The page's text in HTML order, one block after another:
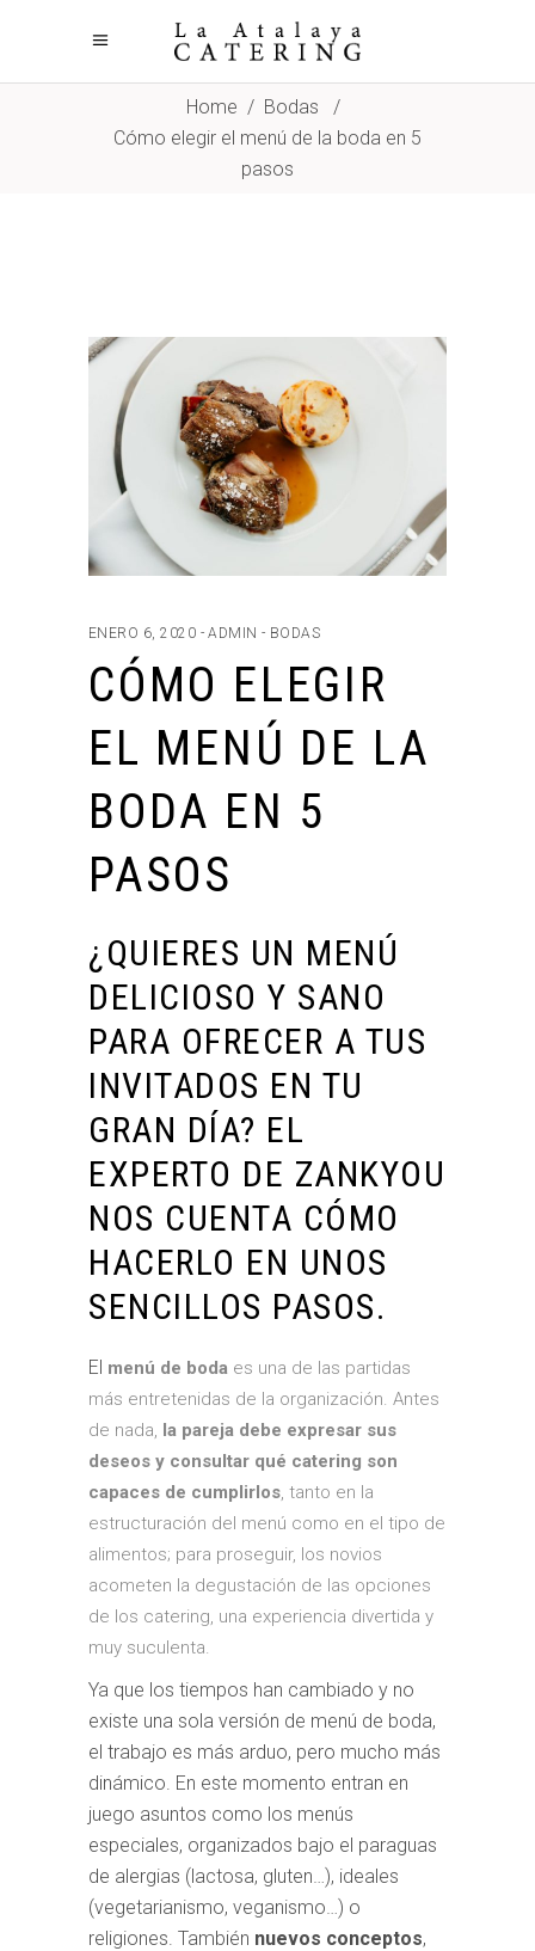
Home / Bodas
/
Cómo elegir el menú de la boda en 5
pasos
ENERO 6, 2020 ADMIN BODAS
CÓMO ELEGIR
EL MENÚ DE LA
BODA EN 5
PASOS
¿QUIERES UN MENÚ
DELICIOSO Y SANO
PARA OFRECER A TUS
INVITADOS EN TU
GRAN DÍA? EL
EXPERTO DE ZANKYOU
NOS CUENTA CÓMO
HACERLO EN UNOS
SENCILLOS PASOS.
El menú de boda es una de las partidas
más entretenidas de la organización. Antes
de nada, la pareja debe expresar sus
deseos y consultar qué catering son
capaces de cumplirlos, tanto en la
estructuración del menú como en el tipo de
alimentos; para proseguir, los novios
acometen la degustación de las opciones
de los catering, una experiencia divertida y
muy suculenta.
Ya que los tiempos han cambiado y no
existe una sola versión de menú de boda,
el trabajo es más arduo, pero mucho más
dinámico. En este momento entran en
juego asuntos como los menús
especiales, organizados bajo el paraguas
de alergias (lactosa, gluten…), ideales
(vegetarianismo, veganismo…) o
religiones. También nuevos conceptos,